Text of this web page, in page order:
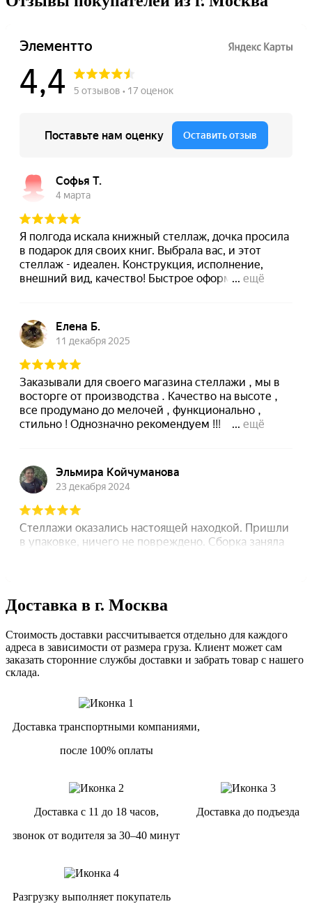
Доставка в г. Москва
Стоимость доставки рассчитывается отдельно для каждого
адреса в зависимости от размера груза. Клиент может сам
заказать сторонние службы доставки и забрать товар с нашего
склада.
Доставка транспортными компаниями,
после 100% оплаты
Доставка с 11 до 18 часов,
звонок от водителя за 30–40 минут
Доставка до подъезда
Разгрузку выполняет покупатель